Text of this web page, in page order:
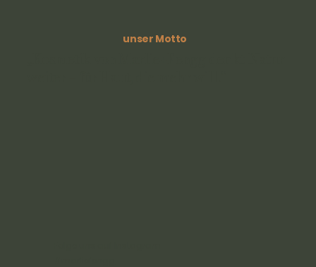
unser Motto